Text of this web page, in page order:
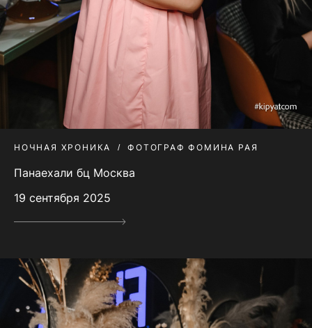
НОЧНАЯ ХРОНИКА ФОТОГРАФ ФОМИНА РАЯ
Панаехали бц Москва
19 сентября 2025